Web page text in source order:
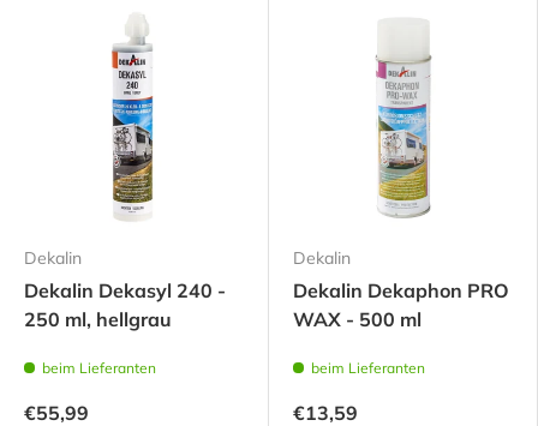
Dekalin
Dekalin Dekasyl 240 -
250 ml, hellgrau
beim Lieferanten
€55,99
Dekalin
Dekalin Dekaphon PRO
WAX - 500 ml
beim Lieferanten
€13,59